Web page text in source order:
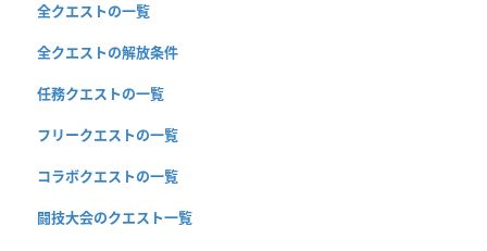
全クエストの一覧
全クエストの解放条件
任務クエストの一覧
フリークエストの一覧
コラボクエストの一覧
闘技大会のクエスト一覧